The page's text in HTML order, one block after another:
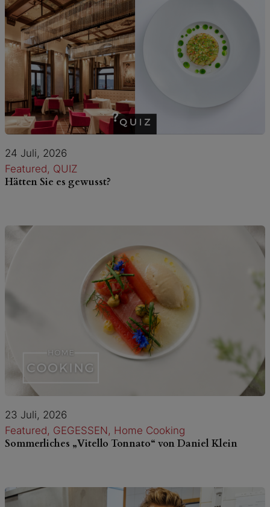
24 Juli, 2026
Featured, QUIZ
Hätten Sie es gewusst?
23 Juli, 2026
Featured, GEGESSEN, Home Cooking
Sommerliches „Vitello Tonnato“ von Daniel Klein